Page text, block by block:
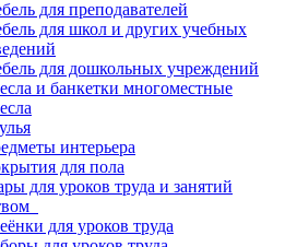
для преподавателей
для школ и других учебных
для дошкольных учреждений
и банкетки многоместные
интерьера
для пола
для уроков труда и занятий
для уроков труда